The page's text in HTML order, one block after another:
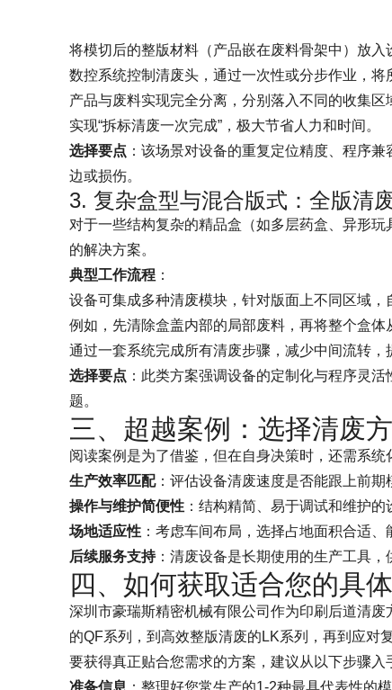
将模切后的整版材料（产品嵌在废料骨架中）放入
数控系统控制清废头，通过一次性或分步作业，将
产品与废料实现完全分离，分别落入不同的收集区
实现“拆标清废一次完成”，极大节省人力和时间。
选择要点 ：该场景对设备的重复定位精度、程序
边或损伤。
3. 复杂盒型与混合版式：全版清
对于一些结构复杂的精品盒（如多层药盒、异形
的解决方案。
典型工作流程 ：
设备可集成多种清废模块，针对版面上不同区域，
例如，先清除盒盖内部的局部废料，再将整个盒体
通过一套系统完成所有清废步骤，减少中间流转，
选择要点 ：此类方案强调设备的定制化与程序灵
题。
三、超越案例：选择清废
阅读案例是为了借鉴，但在自身决策时，还需系统
生产效率匹配：评估设备清废速度是否能跟上前期
操作与维护简便性 ：结构精简、易于调试和维护
场地适应性 ：考虑车间布局，选择占地面积合适、
后续服务支持：清废设备是长期使用的生产工具，
四、如何获取适合您的具
深圳市豪瑞斯精密机械有限公司作为印刷后道清
的QF系列，到高效整版清废的LK系列，再到应对
要获得真正贴合您需求的方案，建议从以下步骤入
准备信息 ：整理好您常生产的1-2种最具代表性的